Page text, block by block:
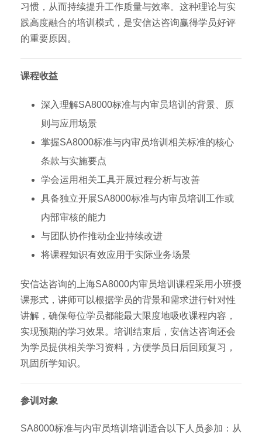
习惯，从而持续提升工作质量与效率。这种理论与实
践高度融合的培训模式，是安信达咨询赢得学员好评
的重要原因。
课程收益
深入理解SA8000标准与内审员培训的背景、原
则与应用场景
掌握SA8000标准与内审员培训相关标准的核心
条款与实施要点
学会运用相关工具开展过程分析与改善
具备独立开展SA8000标准与内审员培训工作或
内部审核的能力
与团队协作推动企业持续改进
将课程知识有效应用于实际业务场景
安信达咨询的上海SA8000内审员培训课程采用小班授
课形式，讲师可以根据学员的背景和需求进行针对性
讲解，确保每位学员都能最大限度地吸收课程内容，
实现预期的学习效果。培训结束后，安信达咨询还会
为学员提供相关学习资料，方便学员日后回顾复习，
巩固所学知识。
参训对象
SA8000标准与内审员培训培训适合以下人员参加：从